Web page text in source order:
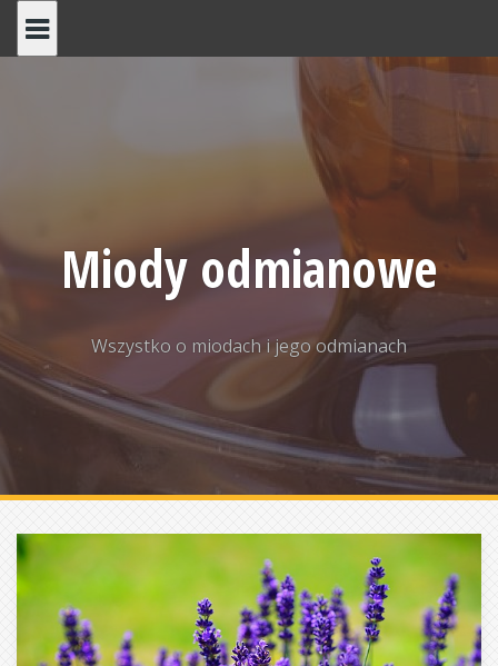
Miody odmianowe
Wszystko o miodach i jego odmianach